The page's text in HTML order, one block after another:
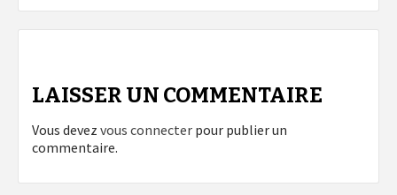
LAISSER UN COMMENTAIRE
Vous devez vous connecter pour publier un
commentaire.